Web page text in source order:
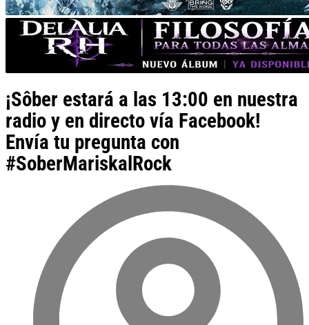
¡Sôber estará a las 13:00 en nuestra
radio y en directo vía Facebook!
Envía tu pregunta con
#SoberMariskalRock